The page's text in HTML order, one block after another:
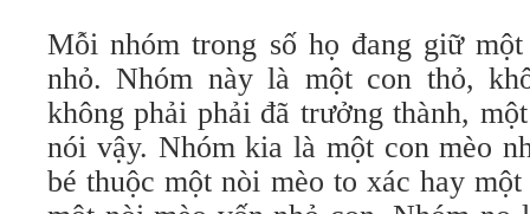
Mỗi nhóm trong số họ đang giữ
nhỏ. Nhóm này là một con thỏ,
không phải phải đã trưởng thành,
nói vậy. Nhóm kia là một con mèo
bé thuộc một nòi mèo to xác hay